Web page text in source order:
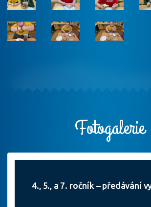
Fotogalerie
4., 5., a 7. ročník – předávání